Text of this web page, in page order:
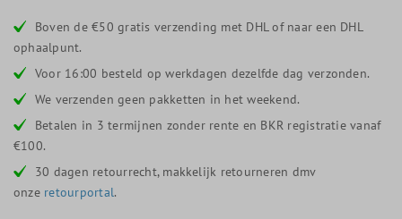
Boven de €50 gratis verzending met DHL of naar een DHL
ophaalpunt.
Voor 16:00 besteld op werkdagen dezelfde dag verzonden.
We verzenden geen pakketten in het weekend.
Betalen in 3 termijnen zonder rente en BKR registratie vanaf
€100.
30 dagen retourrecht, makkelijk retourneren dmv
onze retourportal.